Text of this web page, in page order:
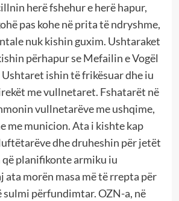
herë fshehur e herë hapur,
pas kohe në prita të ndryshme,
nuk kishin guxim. Ushtaraket
përhapur se Mefailin e Vogël
Ushtaret ishin të frikësuar dhe iu
me vullnetaret. Fshatarët në
vullnetarëve me ushqime,
me municion. Ata i kishte kap
dhe druheshin për jetët
që planifikonte armiku iu
ata morën masa më të rrepta për
sulmi përfundimtar. OZN-a, në